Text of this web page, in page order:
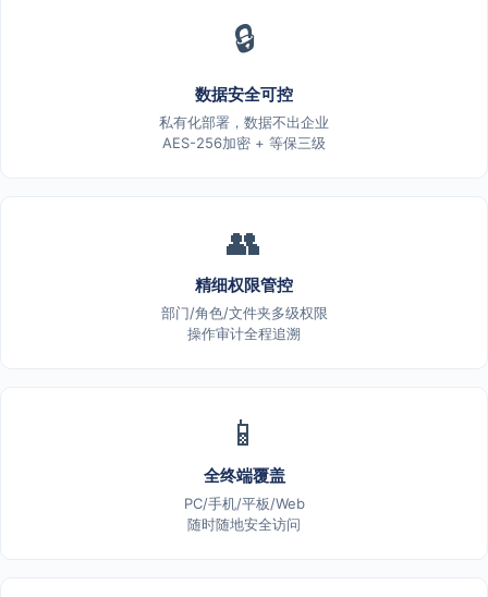
🔒
数据安全可控
私有化部署，数据不出企业
AES-256加密 + 等保三级
👥
精细权限管控
部门/角色/文件夹多级权限
操作审计全程追溯
📱
全终端覆盖
PC/手机/平板/Web
随时随地安全访问